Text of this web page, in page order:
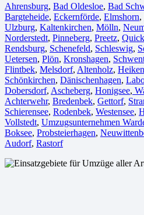
Ahrensburg, Bad Oldesloe, Bad
Bargteheide, Eckernförde, Elmshorn,
Ulzburg, Kaltenkirchen, Mölln,
Norderstedt, Pinneberg, Preetz,
Rendsburg, Schenefeld, Schleswig,
Uetersen, Plön, Kronshagen,
Flintbek, Melsdorf, Altenholz,
Schönkirchen, Dänischenhagen,
Dobersdorf, Ascheberg, Honigsee,
Achterwehr, Bredenbek, Gettorf,
Schierensee, Rodenbek, Westensee,
Vollstedt, Umzugsunternehmen
Boksee, Probsteierhagen,
Audorf, Rastorf